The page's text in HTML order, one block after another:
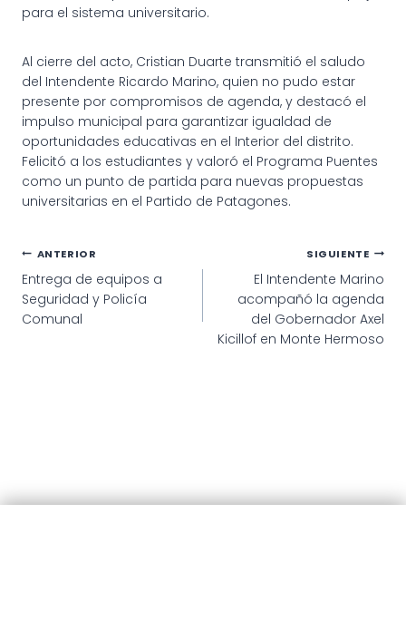
para el sistema universitario.
Al cierre del acto, Cristian Duarte transmitió el saludo
del Intendente Ricardo Marino, quien no pudo estar
presente por compromisos de agenda, y destacó el
impulso municipal para garantizar igualdad de
oportunidades educativas en el Interior del distrito.
Felicitó a los estudiantes y valoró el Programa Puentes
como un punto de partida para nuevas propuestas
universitarias en el Partido de Patagones.
Navegación
de
entradas
ANTERIOR
Entrega de equipos a
Seguridad y Policía
Comunal
SIGUIENTE
El Intendente Marino
acompañó la agenda
del Gobernador Axel
Kicillof en Monte Hermoso